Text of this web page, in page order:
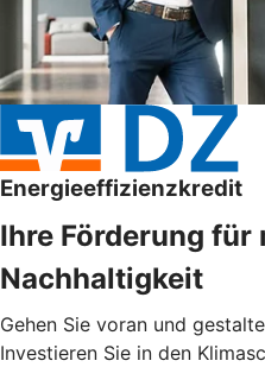
Energieeffizienzkredit
Ihre Förderung für
Nachhaltigkeit
Gehen Sie voran und
Investieren Sie in den